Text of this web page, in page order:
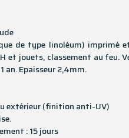
de type linoléum) imprimé
et jouets, classement au
Epaisseur 2,4mm.
extérieur (finition anti-UV)
: 15 jours